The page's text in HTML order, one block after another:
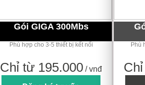
Gói GIGA 300Mbs
Phù hợp cho 3-5 thiết bị kết nối
Chỉ từ 195.000 / vnđ
Phù